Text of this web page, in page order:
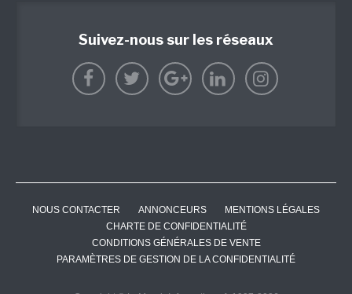
Suivez-nous sur les réseaux
NOUS CONTACTER ANNONCEURS
MENTIONS LÉGALES
CHARTE DE CONFIDENTIALITÉ
CONDITIONS GÉNÉRALES DE VENTE
PARAMÈTRES DE GESTION DE LA CONFIDENTIALITÉ